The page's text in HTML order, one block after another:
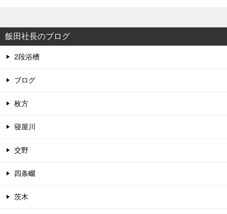
飯田社長のブログ
2段浴槽
ブログ
枚方
寝屋川
交野
四条畷
茨木